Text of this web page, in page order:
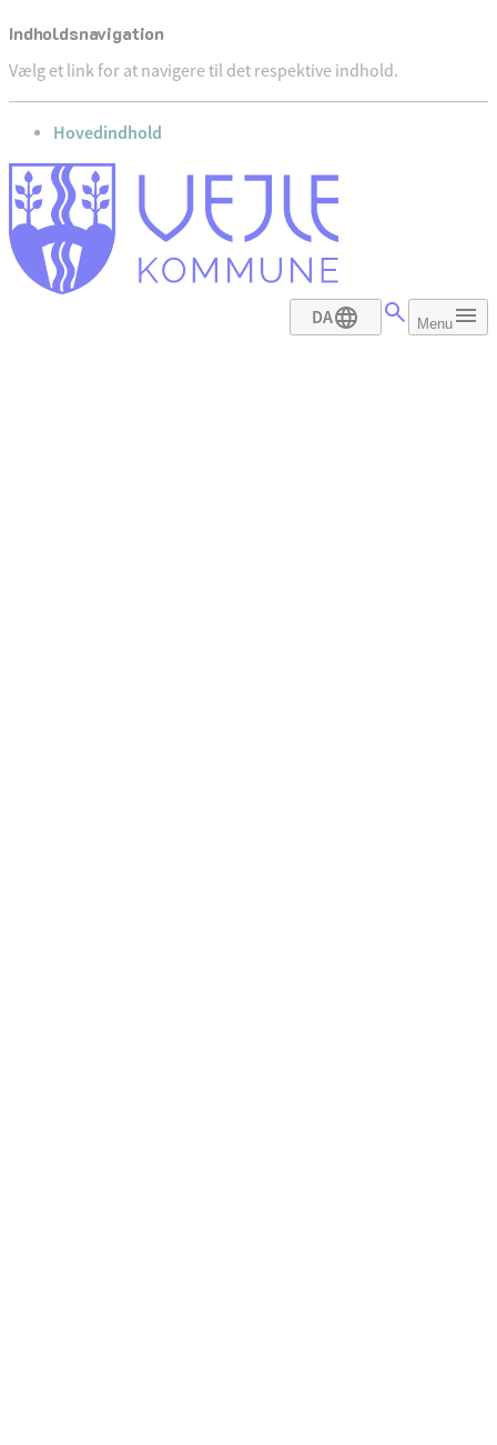
Indholdsnavigation
Vælg et link for at navigere til det respektive indhold.
gå til
Hovedindhold
DA Menu